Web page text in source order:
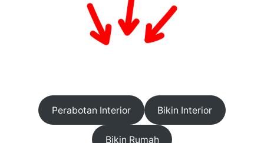
Perabotan Interior Bikin Interior
Bikin Rumah